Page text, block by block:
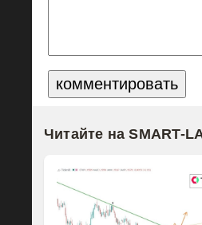
Читайте на SMART-